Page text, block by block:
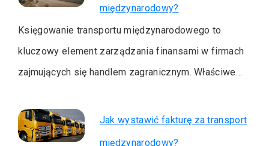
międzynarodowy?
Księgowanie transportu międzynarodowego to
kluczowy element zarządzania finansami w firmach
zajmujących się handlem zagranicznym. Właściwe…
Jak wystawić fakturę za transport
międzynarodowy?